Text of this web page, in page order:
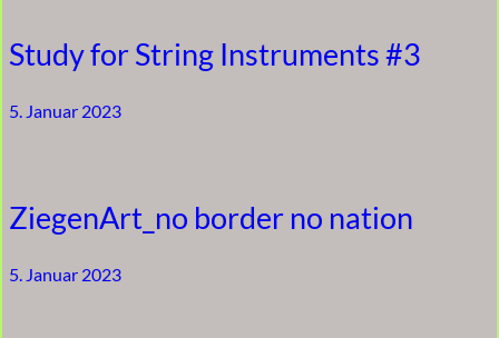
Study for String Instruments #3
5. Januar 2023
ZiegenArt_no border no nation
5. Januar 2023